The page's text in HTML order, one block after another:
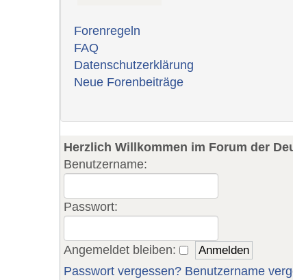
Forenregeln
FAQ
Datenschutzerklärung
Neue Forenbeiträge
Herzlich Willkommen im Forum der
Benutzername:
Passwort:
Angemeldet bleiben:
Passwort vergessen? Benutzername